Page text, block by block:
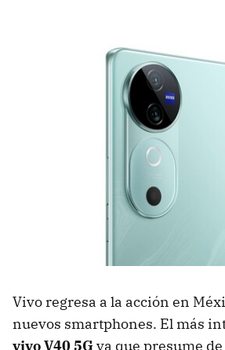
Vivo regresa a la acción en
nuevos smartphones. El más
vivo V40 5Gya que presume